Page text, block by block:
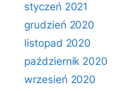
styczeń 2021
grudzień 2020
listopad 2020
październik 2020
wrzesień 2020